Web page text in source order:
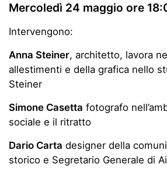
Mercoledì 24 maggio ore
Intervengono:
Anna Steiner, architetto, lavora
allestimenti e della grafica nello
Steiner
Simone Casetta fotografo
sociale e il ritratto
Dario Carta designer della
storico e Segretario Generale di